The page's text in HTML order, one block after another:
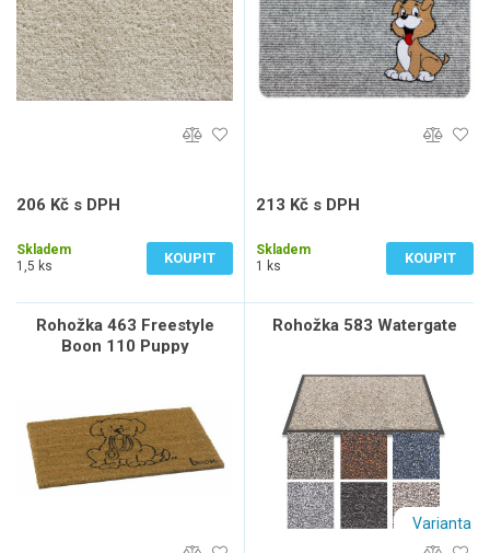
206 Kč s DPH
Skladem
1,5 ks
KOUPIT
213 Kč s DPH
Skladem
1 ks
KOUPIT
Rohožka 463 Freestyle
Boon 110 Puppy
Rohožka 583 Watergate
Varianta